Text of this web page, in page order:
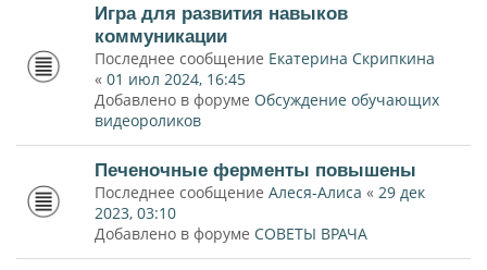
Игра для развития навыков
коммуникации
Последнее сообщение Екатерина Скрипкина
« 01 июл 2024, 16:45
Добавлено в форуме Обсуждение обучающих
видеороликов
Печеночные ферменты повышены
Последнее сообщение Алеся-Алиса « 29 дек
2023, 03:10
Добавлено в форуме СОВЕТЫ ВРАЧА